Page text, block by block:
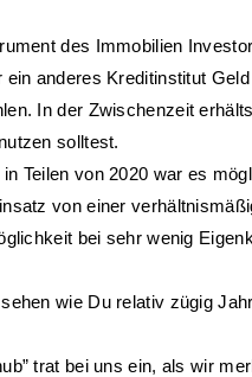
des Immobilien
anderes Kreditinstitut
In der Zwischenzeit
solltest.
Teilen von 2020 war es
von einer
bei sehr wenig
wie Du relativ zügig
trat bei uns ein, als wir